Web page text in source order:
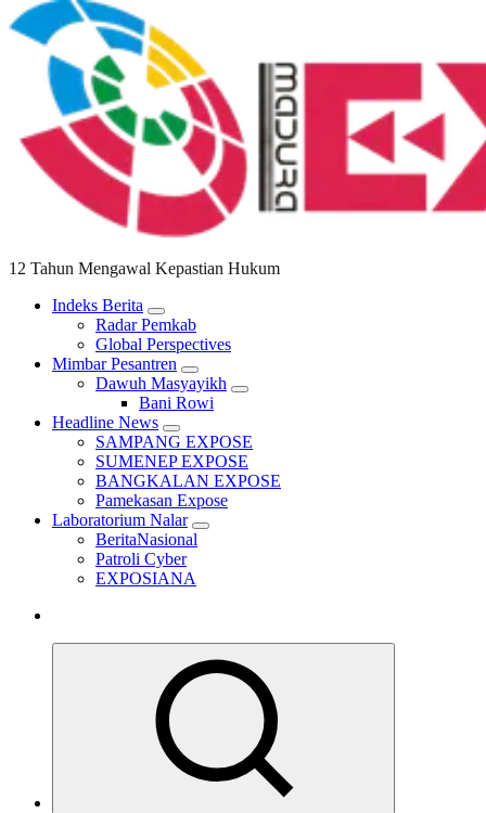
12 Tahun Mengawal Kepastian Hukum
Indeks Berita
Radar Pemkab
Global Perspectives
Mimbar Pesantren
Dawuh Masyayikh
Bani Rowi
Headline News
SAMPANG EXPOSE
SUMENEP EXPOSE
BANGKALAN EXPOSE
Pamekasan Expose
Laboratorium Nalar
BeritaNasional
Patroli Cyber
EXPOSIANA